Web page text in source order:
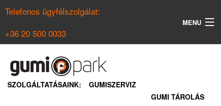
Telefonos ügyfélszolgálat:
+36 20 500 0033
MENU
NYÁRI GUMI KERESŐ
SZOLGÁLTATÁSAINK:
GUMISZERVIZ
GUMI TÁROLÁS